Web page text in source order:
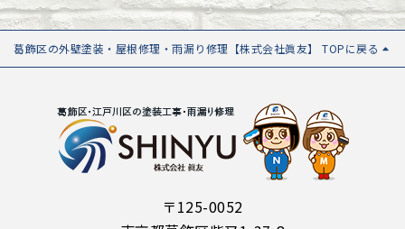
葛飾区の外壁塗装・屋根修理・雨漏り修理【株式会社眞友】 TOPに戻る
〒125-0052